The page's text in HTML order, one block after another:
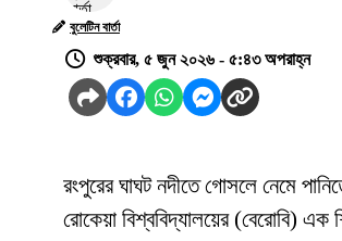
বুলেটিন বার্তা
শুক্রবার, ৫ জুন ২০২৬ - ৫:৪৩ অপরাহ্ন
রংপুরের ঘাঘট নদীতে গোসলে নেমে
রোকেয়া বিশ্ববিদ্যালয়ের (বেরোবি) এক